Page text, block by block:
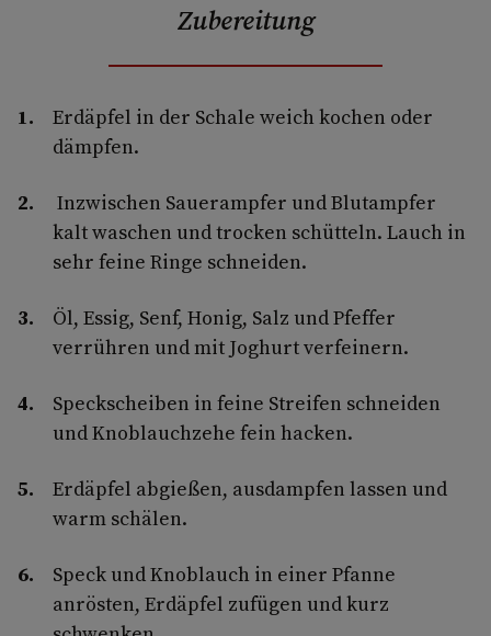
Zubereitung
Erdäpfel in der Schale weich kochen oder
dämpfen.
Inzwischen Sauerampfer und Blutampfer
kalt waschen und trocken schütteln. Lauch in
sehr feine Ringe schneiden.
Öl, Essig, Senf, Honig, Salz und Pfeffer
verrühren und mit Joghurt verfeinern.
Speckscheiben in feine Streifen schneiden
und Knoblauchzehe fein hacken.
Erdäpfel abgießen, ausdampfen lassen und
warm schälen.
Speck und Knoblauch in einer Pfanne
anrösten, Erdäpfel zufügen und kurz